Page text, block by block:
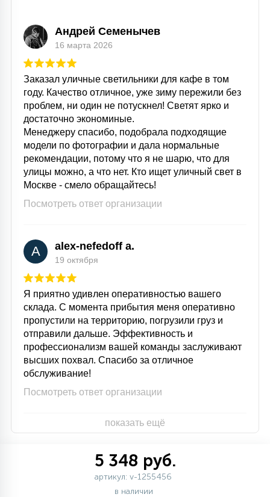
Андрей Семенычев
16 марта 2026
Заказал уличные светильники для кафе в том
году. Качество отличное, уже зиму пережили без
проблем, ни один не потускнел! Светят ярко и
достаточно экономиные.
Менеджеру спасибо, подобрала подходящие
модели по фотографии и дала нормальные
рекомендации, потому что я не шарю, что для
улицы можно, а что нет. Кто ищет уличный свет в
Москве - смело обращайтесь!
Посмотреть ответ организации
A alex-nefedoff a.
19 октября
Я приятно удивлен оперативностью вашего
склада. С момента прибытия меня оперативно
пропустили на территорию, погрузили груз и
отправили дальше. Эффективность и
профессионализм вашей команды заслуживают
высших похвал. Спасибо за отличное
обслуживание!
Посмотреть ответ организации
показать ещё
5 348 руб.
артикул: v-1255456
в наличии